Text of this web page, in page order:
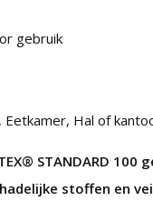
gebruik
Eetkamer, Hal of
STANDARD
stoffen en